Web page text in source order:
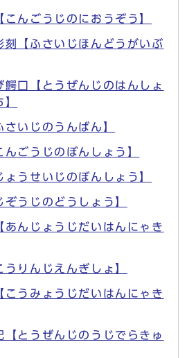
んごうじのにおうぞう】
刻【ふさいじほんどうがいぶ
鰐口【とうぜんじのはんしょ
いじのうんばん】
ごうじのぼんしょう】
うせいじのぼんしょう】
うじのどうしょう】
あんじょうじだいはんにゃき
りんじえんぎしょ】
こうみょうじだいはんにゃき
【とうぜんじのうじでらきゅ